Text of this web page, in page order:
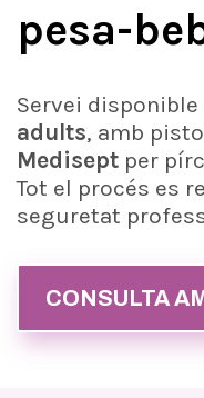
pesa-
Servei disponible
adults, amb
Medisept per
Tot el procés es
seguretat
CONSULTA